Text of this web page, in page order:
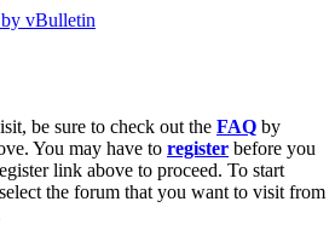
be sure to check out the FAQ by
You may have to register before you
link above to proceed. To start
the forum that you want to visit from